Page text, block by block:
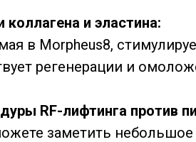
и эластина:
в Morpheus8,
регенерации и
RF-лифтинга против
заметить небольшое